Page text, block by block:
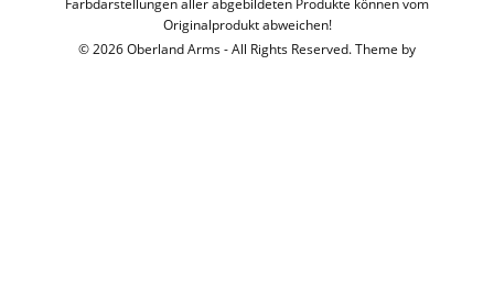
Farbdarstellungen aller abgebildeten Produkte können vom
Originalprodukt abweichen!
© 2026 Oberland Arms - All Rights Reserved. Theme by